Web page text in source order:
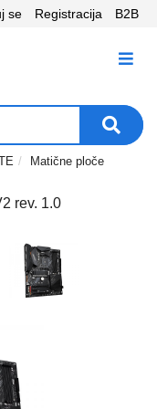
se Registracija B2B
Matične ploče
rev. 1.0